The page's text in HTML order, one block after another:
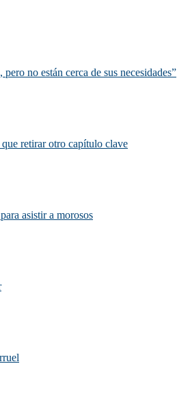
no están cerca de sus necesidades”
retirar otro capítulo clave
asistir a morosos